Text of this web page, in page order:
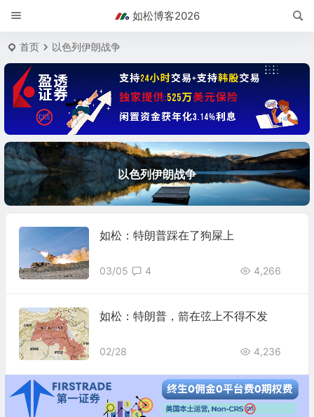
如松博客2026
首页 以色列伊朗战争
以色列伊朗战争
如松：特朗普踩在了狗屎上
03/05 4,266
4
如松：特朗普，箭在弦上不得不发
02/28 4,236